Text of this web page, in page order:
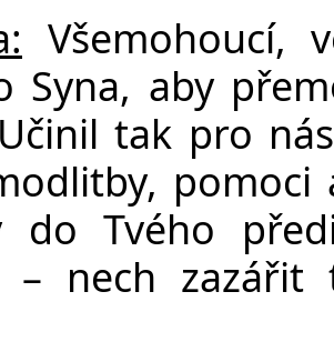
Všemohoucí,
Syna, aby
tak pro
pomoci
do Tvého
– nech